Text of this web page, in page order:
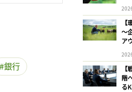
銀行
〜
ア
階
る